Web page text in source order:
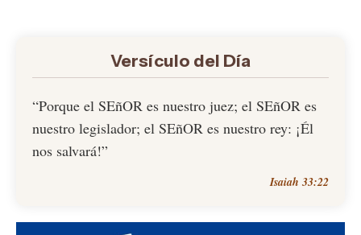
Versículo del Día
“Porque el SEñOR es nuestro juez; el SEñOR es
nuestro legislador; el SEñOR es nuestro rey: ¡Él
nos salvará!”
Isaiah 33:22